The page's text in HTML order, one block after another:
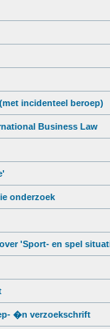
incidenteel beroep)
Business Law
onderzoek
'Sport- en spel
�n verzoekschrift